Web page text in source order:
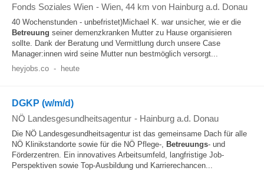
Fonds Soziales Wien - Wien, 44 km von Hainburg a.d. Donau
40 Wochenstunden - unbefristet)Michael K. war unsicher, wie er die
Betreuung seiner demenzkranken Mutter zu Hause organisieren
sollte. Dank der Beratung und Vermittlung durch unsere Case
Manager:innen wird seine Mutter nun bestmöglich versorgt...
heyjobs.co - heute
DGKP (w/m/d)
NÖ Landesgesundheitsagentur - Hainburg a.d. Donau
Die NÖ Landesgesundheitsagentur ist das gemeinsame Dach für alle
NÖ Klinikstandorte sowie für die NÖ Pflege-, Betreuungs- und
Förderzentren. Ein innovatives Arbeitsumfeld, langfristige Job-
Perspektiven sowie Top-Ausbildung und Karrierechancen...